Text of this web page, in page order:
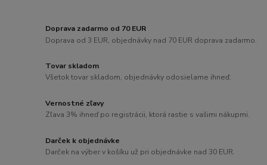
Doprava zadarmo od 70 EUR
Doprava od 3 EUR, objednávky nad 70 EUR doprava zadarmo.
Tovar skladom
Všetok tovar skladom, objednávky odosielame ihneď.
Vernostné zľavy
Zľava 3% ihneď po registrácii, ktorá rastie s vašimi nákupmi.
Darček k objednávke
Darček na výber v košíku už pri objednávke nad 30 EUR.